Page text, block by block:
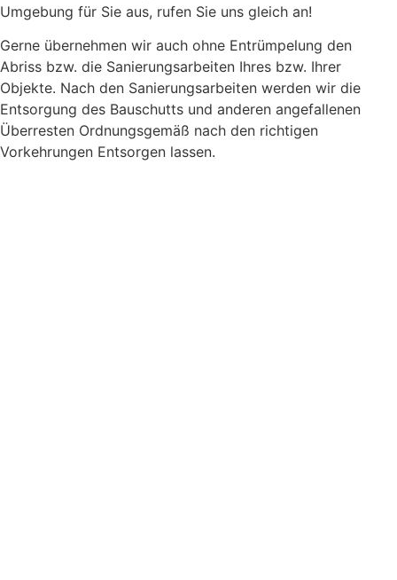
Umgebung für Sie aus, rufen Sie uns gleich an!
Gerne übernehmen wir auch ohne Entrümpelung den
Abriss bzw. die Sanierungsarbeiten Ihres bzw. Ihrer
Objekte. Nach den Sanierungsarbeiten werden wir die
Entsorgung des Bauschutts und anderen angefallenen
Überresten Ordnungsgemäß nach den richtigen
Vorkehrungen Entsorgen lassen.